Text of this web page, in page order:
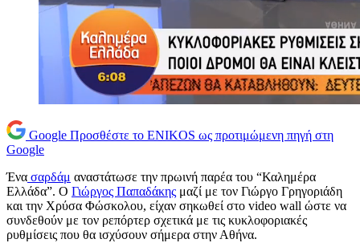
Google Προσθέστε το ENIKOS ως προτιμώμενη πηγή στη
Google
Ένα σαρδάμ αναστάτωσε την πρωινή παρέα του “Καλημέρα
Ελλάδα”. Ο Γιώργος Παπαδάκης μαζί με τον Γιώργο Γρηγοριάδη
και την Χρύσα Φώσκολου, είχαν σηκωθεί στο video wall ώστε να
συνδεθούν με τον ρεπόρτερ σχετικά με τις κυκλοφοριακές
ρυθμίσεις που θα ισχύσουν σήμερα στην Αθήνα.